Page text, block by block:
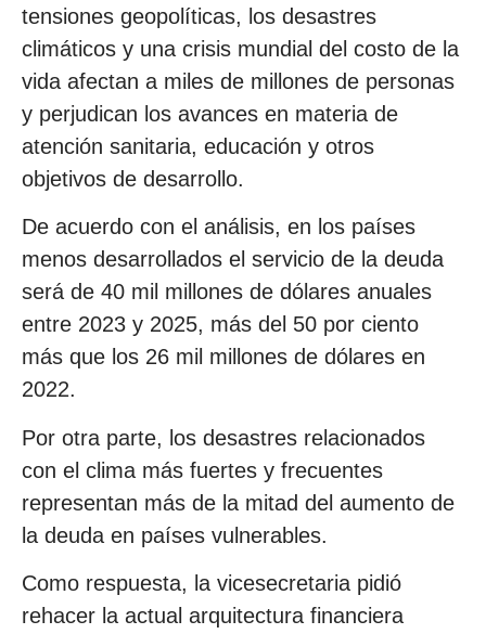
tensiones geopolíticas, los desastres
climáticos y una crisis mundial del costo de la
vida afectan a miles de millones de personas
y perjudican los avances en materia de
atención sanitaria, educación y otros
objetivos de desarrollo.
De acuerdo con el análisis, en los países
menos desarrollados el servicio de la deuda
será de 40 mil millones de dólares anuales
entre 2023 y 2025, más del 50 por ciento
más que los 26 mil millones de dólares en
2022.
Por otra parte, los desastres relacionados
con el clima más fuertes y frecuentes
representan más de la mitad del aumento de
la deuda en países vulnerables.
Como respuesta, la vicesecretaria pidió
rehacer la actual arquitectura financiera